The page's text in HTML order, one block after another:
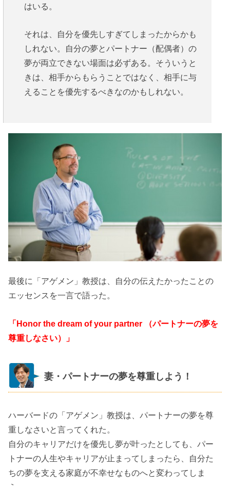
はいる。
それは、自分を優先しすぎてしまったからかも
しれない。自分の夢とパートナー（配偶者）の
夢が両立できない場面は必ずある。そういうと
きは、相手からもらうことではなく、相手に与
えることを優先するべきなのかもしれない。
最後に「アゲメン」教授は、自分の伝えたかったことの
エッセンスを一言で語った。
「Honor the dream of your partner （パートナーの夢を
尊重しなさい）」
妻・パートナーの夢を尊重しよう！
ハーバードの「アゲメン」教授は、パートナーの夢を尊
重しなさいと言ってくれた。
自分のキャリアだけを優先し夢が叶ったとしても、パー
トナーの人生やキャリアが止まってしまったら、自分た
ちの夢を支える家庭が不幸せなものへと変わってしま